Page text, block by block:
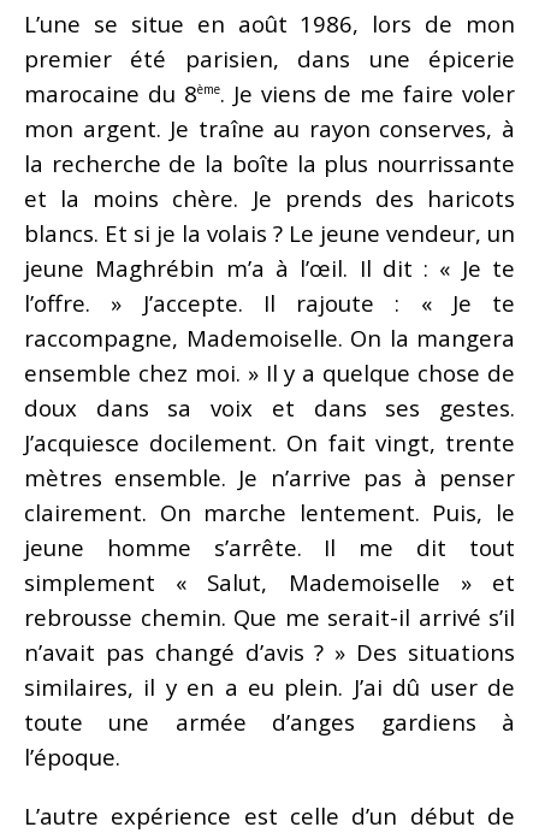
L’une se situe en août 1986, lors de mon
premier été parisien, dans une épicerie
marocaine du 8ème. Je viens de me faire voler
mon argent. Je traîne au rayon conserves, à
la recherche de la boîte la plus nourrissante
et la moins chère. Je prends des haricots
blancs. Et si je la volais ? Le jeune vendeur, un
jeune Maghrébin m’a à l’œil. Il dit : « Je te
l’offre. » J’accepte. Il rajoute : « Je te
raccompagne, Mademoiselle. On la mangera
ensemble chez moi. » Il y a quelque chose de
doux dans sa voix et dans ses gestes.
J’acquiesce docilement. On fait vingt, trente
mètres ensemble. Je n’arrive pas à penser
clairement. On marche lentement. Puis, le
jeune homme s’arrête. Il me dit tout
simplement « Salut, Mademoiselle » et
rebrousse chemin. Que me serait-il arrivé s’il
n’avait pas changé d’avis ? » Des situations
similaires, il y en a eu plein. J’ai dû user de
toute une armée d’anges gardiens à
l’époque.
L’autre expérience est celle d’un début de